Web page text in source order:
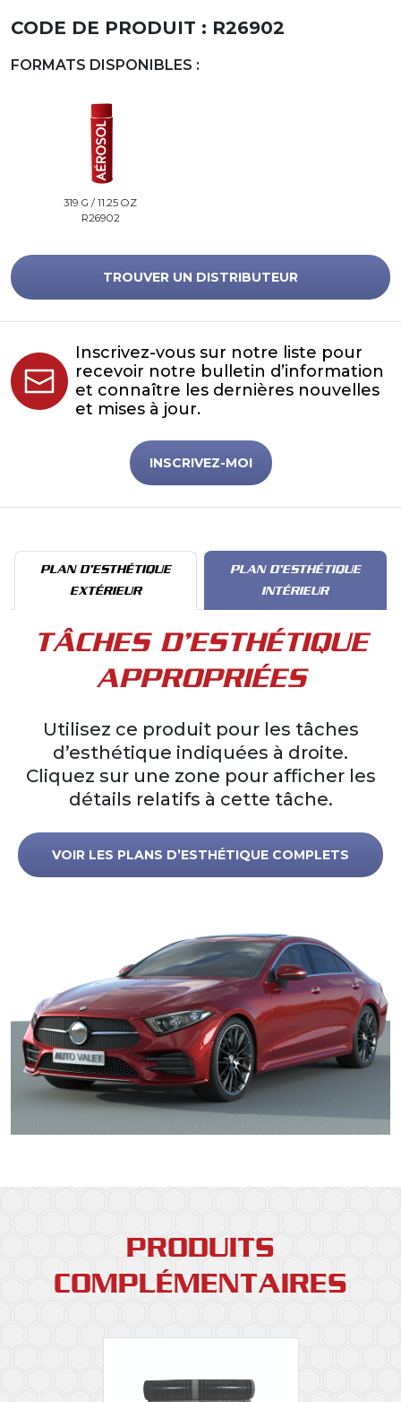
CODE DE PRODUIT : R26902
FORMATS DISPONIBLES :
319 G / 11.25 OZ
R26902
TROUVER UN DISTRIBUTEUR
Inscrivez-vous sur notre liste pour
recevoir notre bulletin d’information
et connaître les dernières nouvelles
et mises à jour.
INSCRIVEZ-MOI
PLAN D’ESTHÉTIQUE
EXTÉRIEUR
PLAN D’ESTHÉTIQUE
INTÉRIEUR
TÂCHES D’ESTHÉTIQUE
APPROPRIÉES
Utilisez ce produit pour les tâches
d’esthétique indiquées à droite.
Cliquez sur une zone pour afficher les
détails relatifs à cette tâche.
VOIR LES PLANS D’ESTHÉTIQUE COMPLETS
PRODUITS
COMPLÉMENTAIRES